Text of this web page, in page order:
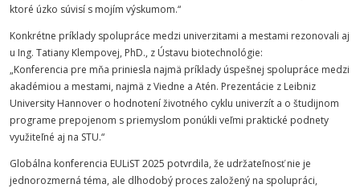
ktoré úzko súvisí s mojím výskumom.“
Konkrétne príklady spolupráce medzi univerzitami a mestami rezonovali aj
u Ing. Tatiany Klempovej, PhD., z Ústavu biotechnológie:
„Konferencia pre mňa priniesla najmä príklady úspešnej spolupráce medzi
akadémiou a mestami, najmä z Viedne a Atén. Prezentácie z Leibniz
University Hannover o hodnotení životného cyklu univerzít a o študijnom
programe prepojenom s priemyslom ponúkli veľmi praktické podnety
využiteľné aj na STU.“
Globálna konferencia EULiST 2025 potvrdila, že udržateľnosť nie je
jednorozmerná téma, ale dlhodobý proces založený na spolupráci,